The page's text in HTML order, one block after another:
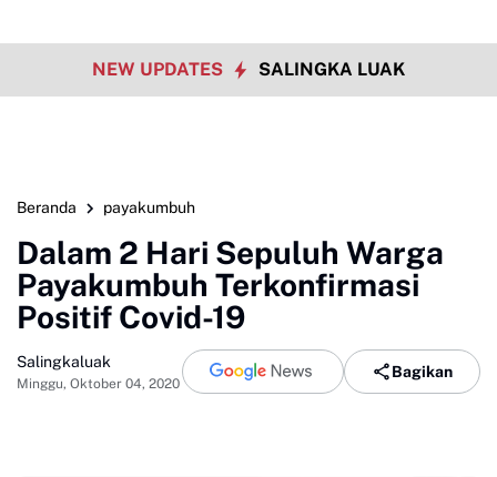
NEW UPDATES SALINGKA LUAK
Beranda payakumbuh
Dalam 2 Hari Sepuluh Warga
Payakumbuh Terkonfirmasi
Positif Covid-19
Salingkaluak
Minggu, Oktober 04, 2020
Bagikan